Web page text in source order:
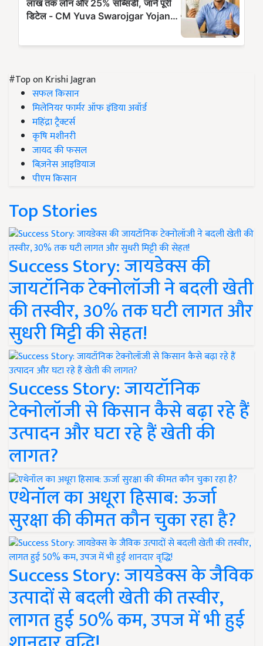
#Top on Krishi Jagran
सफल किसान
मिलेनियर फार्मर ऑफ इंडिया अवॉर्ड
महिंद्रा ट्रैक्टर्स
कृषि मशीनरी
जायद की फसल
बिज़नेस आइडियाज
पीएम किसान
Top Stories
Success Story: जायडेक्स की
जायटॉनिक टेक्नोलॉजी ने बदली खेती
की तस्वीर, 30% तक घटी लागत और
सुधरी मिट्टी की सेहत!
Success Story: जायटॉनिक
टेक्नोलॉजी से किसान कैसे बढ़ा रहे हैं
उत्पादन और घटा रहे हैं खेती की
लागत?
एथेनॉल का अधूरा हिसाब: ऊर्जा
सुरक्षा की कीमत कौन चुका रहा है?
Success Story: जायडेक्स के जैविक
उत्पादों से बदली खेती की तस्वीर,
लागत हुई 50% कम, उपज में भी हुई